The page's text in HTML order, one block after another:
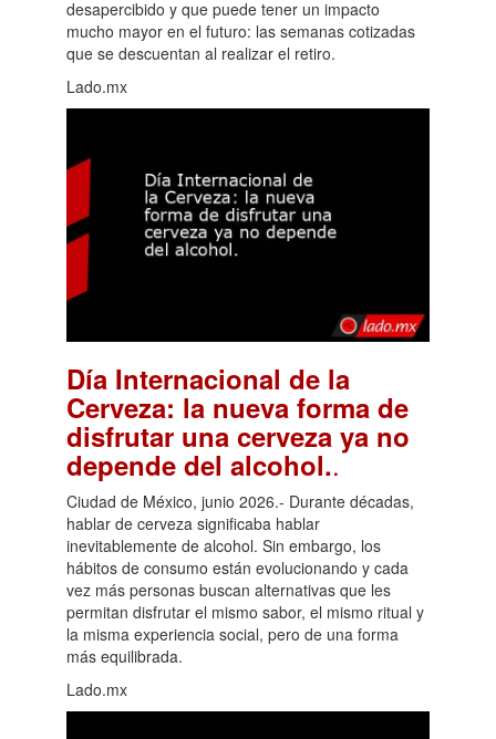
desapercibido y que puede tener un impacto
mucho mayor en el futuro: las semanas cotizadas
que se descuentan al realizar el retiro.
Lado.mx
Día Internacional de la
Cerveza: la nueva forma de
disfrutar una cerveza ya no
depende del alcohol..
Ciudad de México, junio 2026.- Durante décadas,
hablar de cerveza significaba hablar
inevitablemente de alcohol. Sin embargo, los
hábitos de consumo están evolucionando y cada
vez más personas buscan alternativas que les
permitan disfrutar el mismo sabor, el mismo ritual y
la misma experiencia social, pero de una forma
más equilibrada.
Lado.mx